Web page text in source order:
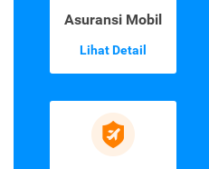
Asuransi Mobil
Lihat Detail